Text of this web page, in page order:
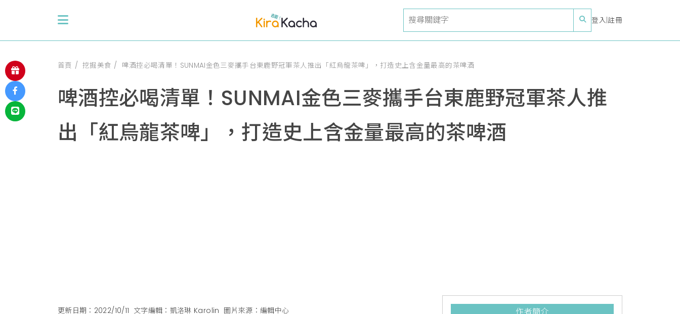
登入 註冊
首頁 挖掘美食 啤酒控必喝清單！SUNMAI金色三麥攜手台東鹿野冠軍茶人推出「紅烏龍茶啤」，打造史上含金量最高的茶啤酒
啤酒控必喝清單！SUNMAI金色三麥攜手台東鹿野冠軍茶人推
出「紅烏龍茶啤」，打造史上含金量最高的茶啤酒
更新日期：2022/10/11 文字編輯：凱洛琳 Karolin 圖片來源：編輯中心